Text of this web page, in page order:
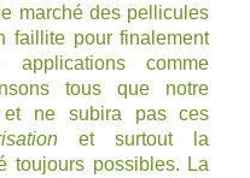
marché des pellicules
faillite pour finalement
comme
tous que notre
et ne subira pas ces
et surtout la
toujours possibles. La